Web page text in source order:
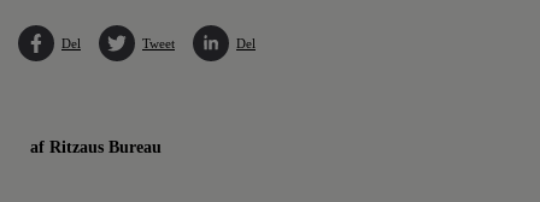
Del Tweet Del
af Ritzaus Bureau